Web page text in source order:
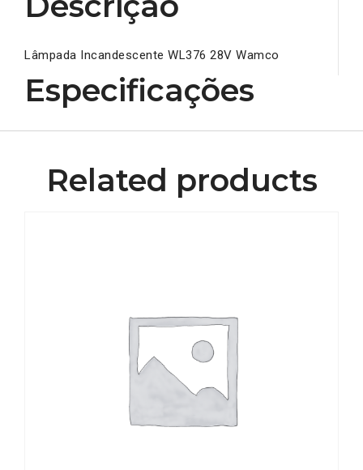
Lâmpada Incandescente WL376 28V Wamco
Especificações
Related products